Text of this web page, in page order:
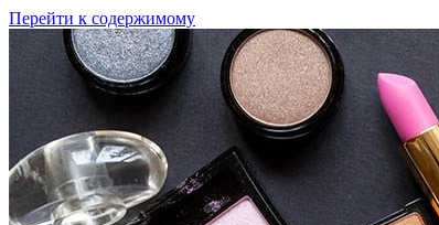
Перейти к содержимому